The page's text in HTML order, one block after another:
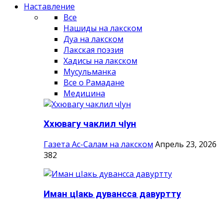
Наставление
Все
Нашиды на лакском
Дуа на лакском
Лакская поэзия
Хадисы на лакском
Мусульманка
Все о Рамадане
Медицина
Ххювагу чаклил чIун
Газета Ас-Салам на лакском Апрель 23, 2026
382
Иман цIакь дувансса давуртту